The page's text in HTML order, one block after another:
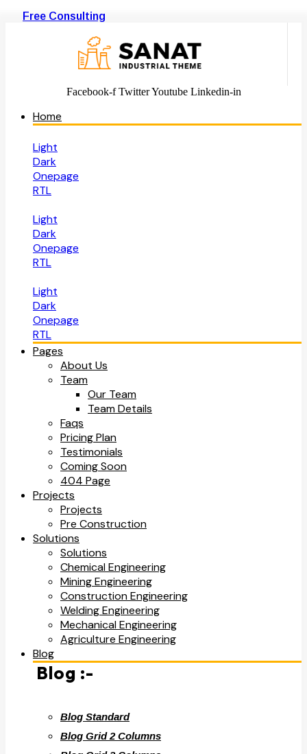
Free Consulting
Facebook-f Twitter Youtube Linkedin-in
Home
Light
Dark
Onepage
RTL
Light
Dark
Onepage
RTL
Light
Dark
Onepage
RTL
Pages
About Us
Team
Our Team
Team Details
Faqs
Pricing Plan
Testimonials
Coming Soon
404 Page
Projects
Projects
Pre Construction
Solutions
Solutions
Chemical Engineering
Mining Engineering
Construction Engineering
Welding Engineering
Mechanical Engineering
Agriculture Engineering
Blog
Blog :-
Blog Standard
Blog Grid 2 Columns